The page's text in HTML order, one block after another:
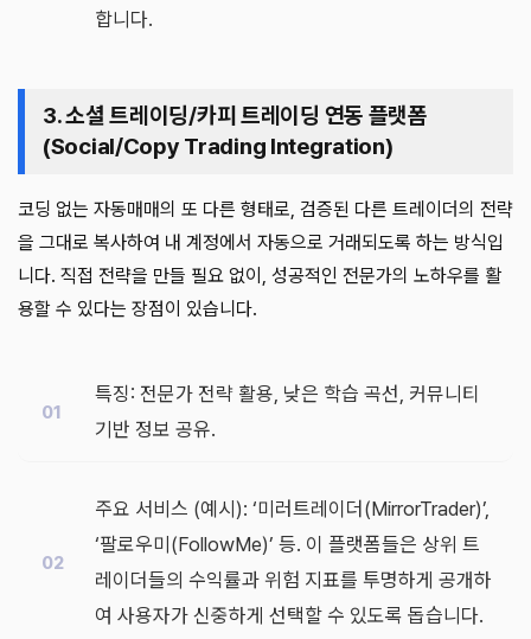
합니다.
3. 소셜 트레이딩/카피 트레이딩 연동 플랫폼
(Social/Copy Trading Integration)
코딩 없는 자동매매의 또 다른 형태로, 검증된 다른 트레이더의 전략
을 그대로 복사하여 내 계정에서 자동으로 거래되도록 하는 방식입
니다. 직접 전략을 만들 필요 없이, 성공적인 전문가의 노하우를 활
용할 수 있다는 장점이 있습니다.
특징: 전문가 전략 활용, 낮은 학습 곡선, 커뮤니티
기반 정보 공유.
주요 서비스 (예시): ‘미러트레이더(MirrorTrader)’,
‘팔로우미(FollowMe)’ 등. 이 플랫폼들은 상위 트
레이더들의 수익률과 위험 지표를 투명하게 공개하
여 사용자가 신중하게 선택할 수 있도록 돕습니다.